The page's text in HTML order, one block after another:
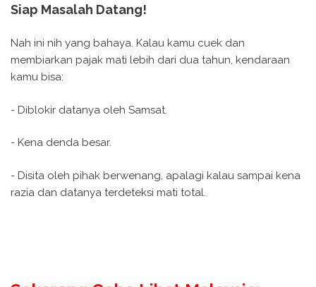
Siap Masalah Datang!
Nah ini nih yang bahaya. Kalau kamu cuek dan
membiarkan pajak mati lebih dari dua tahun, kendaraan
kamu bisa:
- Diblokir datanya oleh Samsat.
- Kena denda besar.
- Disita oleh pihak berwenang, apalagi kalau sampai kena
razia dan datanya terdeteksi mati total.